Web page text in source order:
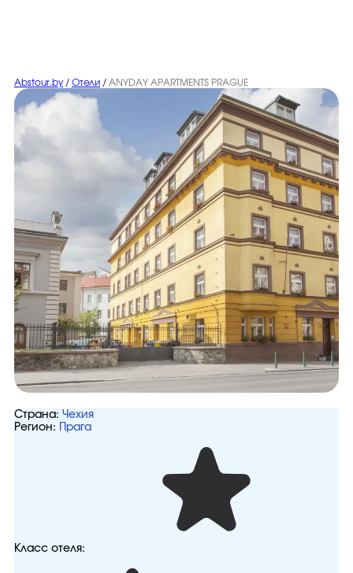
Abstour.by / Отели / ANYDAY APARTMENTS PRAGUE
Страна: Чехия
Регион:
Прага
Класс отеля: